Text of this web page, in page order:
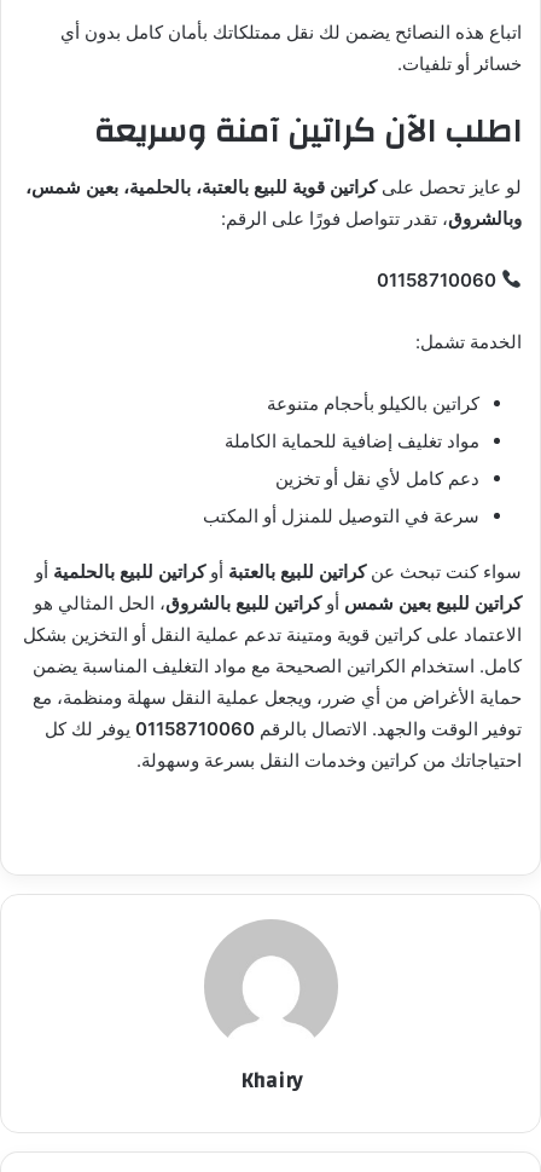
اتباع هذه النصائح يضمن لك نقل ممتلكاتك بأمان كامل بدون أي
خسائر أو تلفيات.
اطلب الآن كراتين آمنة وسريعة
لو عايز تحصل علىكراتين قوية للبيع بالعتبة، بالحلمية، بعين شمس،
وبالشروق، تقدر تتواصل فورًا على الرقم:
01158710060
الخدمة تشمل:
كراتين بالكيلو بأحجام متنوعة
مواد تغليف إضافية للحماية الكاملة
دعم كامل لأي نقل أو تخزين
سرعة في التوصيل للمنزل أو المكتب
سواء كنت تبحث عنكراتين للبيع بالعتبة أوكراتين للبيع بالحلمية أو
كراتين للبيع بعين شمس أوكراتين للبيع بالشروق، الحل المثالي هو
الاعتماد على كراتين قوية ومتينة تدعم عملية النقل أو التخزين بشكل
كامل. استخدام الكراتين الصحيحة مع مواد التغليف المناسبة يضمن
حماية الأغراض من أي ضرر، ويجعل عملية النقل سهلة ومنظمة، مع
توفير الوقت والجهد. الاتصال بالرقم 01158710060 يوفر لك كل
احتياجاتك من كراتين وخدمات النقل بسرعة وسهولة.
Khairy